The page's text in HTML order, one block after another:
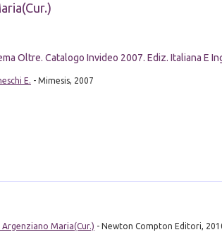
Oltre. Catalogo Invideo 2007. Ediz. Italiana E
E. - Mimesis, 2007
Argenziano Maria(Cur.) - Newton Compton Editori,